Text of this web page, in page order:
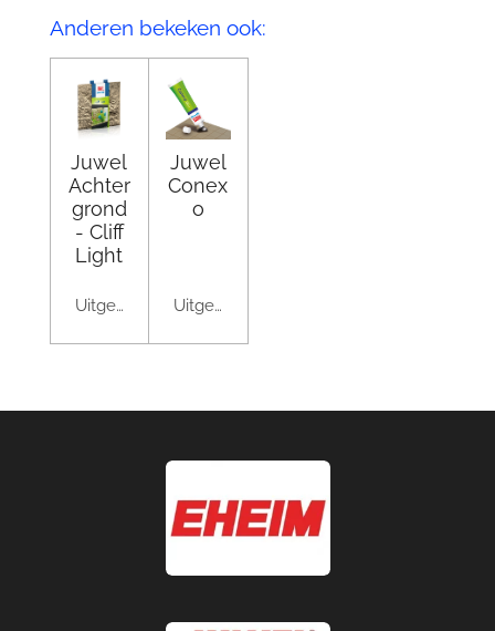
Anderen bekeken ook:
Juwel
Achter
grond
- Cliff
Light
Uitgeschakeld
Juwel
Conex
o
Uitgeschakeld